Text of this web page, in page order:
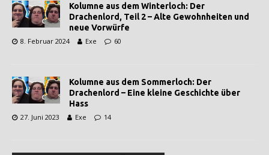
Kolumne aus dem Winterloch: Der
Drachenlord, Teil 2 – Alte Gewohnheiten und
neue Vorwürfe
8. Februar 2024 Exe 60
Kolumne aus dem Sommerloch: Der
Drachenlord – Eine kleine Geschichte über
Hass
27. Juni 2023 Exe 14